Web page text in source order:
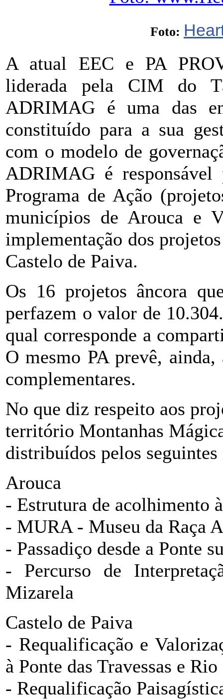
Foto:
A atual EEC e PA
liderada pela CIM do
ADRIMAG é uma das
constituído para a sua
com o modelo de
ADRIMAG é responsável
Programa de Ação
municípios de Arouca e
implementação dos
Castelo de Paiva.
Os 16 projetos âncora
perfazem o valor de
qual corresponde a
O mesmo PA prevê,
complementares.
No que diz respeito aos
território Montanhas
distribuídos pelos
Arouca
- Estrutura de acolhimento
- MURA - Museu da Raça
- Passadiço desde a Ponte
- Percurso de
Mizarela
Castelo de Paiva
- Requalificação e
à Ponte das Travessas e
- Requalificação